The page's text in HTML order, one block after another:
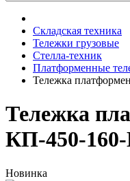
Складская техника
Тележки грузовые
Стелла-техник
Платформенные
Тележка
Тележка
КП-450-
Новинка